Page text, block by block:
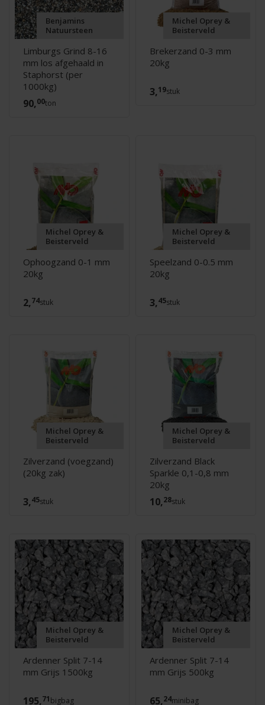
Benjamins
Natuursteen
Limburgs Grind 8-16
mm los afgehaald in
Staphorst (per
1000kg)
90,00ton
Michel Oprey &
Beisterveld
Brekerzand 0-3 mm
20kg
3,19stuk
Michel Oprey &
Beisterveld
Ophoogzand 0-1 mm
20kg
2,74stuk
Michel Oprey &
Beisterveld
Speelzand 0-0.5 mm
20kg
3,45stuk
Michel Oprey &
Beisterveld
Zilverzand (voegzand)
(20kg zak)
3,45stuk
Michel Oprey &
Beisterveld
Zilverzand Black
Sparkle 0,1-0,8 mm
20kg
10,28stuk
Michel Oprey &
Beisterveld
Ardenner Split 7-14
mm Grijs 1500kg
195,71bigbag
Michel Oprey &
Beisterveld
Ardenner Split 7-14
mm Grijs 500kg
65,24minibag